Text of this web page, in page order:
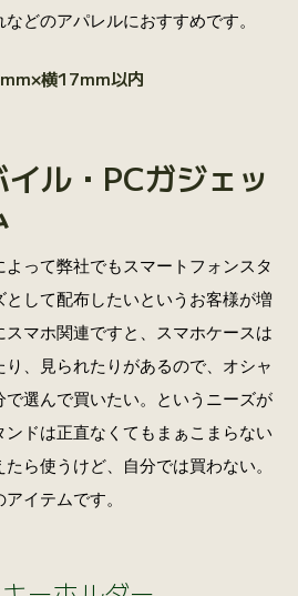
どのアパレルにおすすめです。
横17mm以内
ル・PCガジェッ
って弊社でもスマートフォンスタ
として配布したいというお客様が増
スマホ関連ですと、スマホケースは
、見られたりがあるので、オシャ
で選んで買いたい。というニーズが
ドは正直なくてもまぁこまらない
ら使うけど、自分では買わない。
イテムです。